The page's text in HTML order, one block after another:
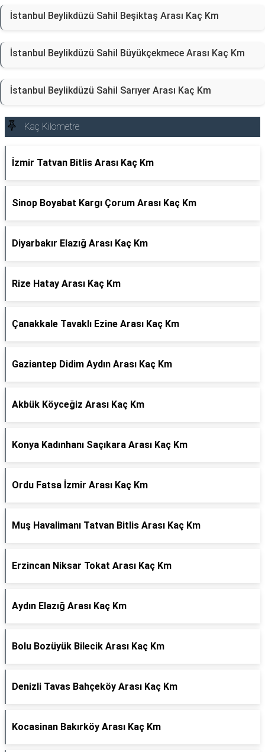
İstanbul Beylikdüzü Sahil Beşiktaş Arası Kaç Km
İstanbul Beylikdüzü Sahil Büyükçekmece Arası Kaç Km
İstanbul Beylikdüzü Sahil Sarıyer Arası Kaç Km
Kaç Kilometre
İzmir Tatvan Bitlis Arası Kaç Km
Sinop Boyabat Kargı Çorum Arası Kaç Km
Diyarbakır Elazığ Arası Kaç Km
Rize Hatay Arası Kaç Km
Çanakkale Tavaklı Ezine Arası Kaç Km
Gaziantep Didim Aydın Arası Kaç Km
Akbük Köyceğiz Arası Kaç Km
Konya Kadınhanı Saçıkara Arası Kaç Km
Ordu Fatsa İzmir Arası Kaç Km
Muş Havalimanı Tatvan Bitlis Arası Kaç Km
Erzincan Niksar Tokat Arası Kaç Km
Aydın Elazığ Arası Kaç Km
Bolu Bozüyük Bilecik Arası Kaç Km
Denizli Tavas Bahçeköy Arası Kaç Km
Kocasinan Bakırköy Arası Kaç Km